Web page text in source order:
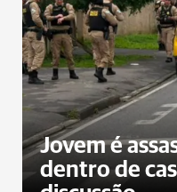
Jovem é
dentro de